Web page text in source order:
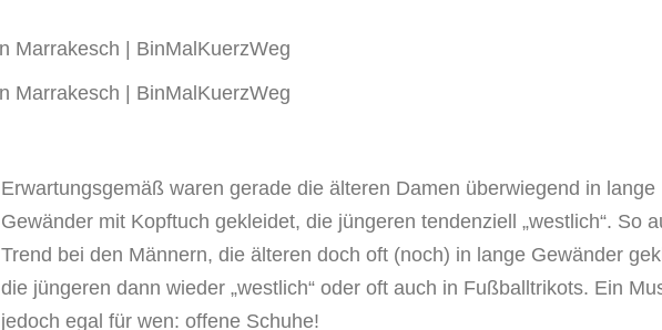
Erwartungsgemäß waren gerade die älteren Damen überwiegend in lange
Gewänder mit Kopftuch gekleidet, die jüngeren tendenziell „westlich“. So
Trend bei den Männern, die älteren doch oft (noch) in lange Gewänder
die jüngeren dann wieder „westlich“ oder oft auch in Fußballtrikots. Ein
jedoch egal für wen: offene Schuhe!